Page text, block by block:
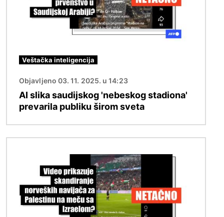
Veštačka inteligencija
Objavljeno 03. 11. 2025. u 14:23
AI slika saudijskog 'nebeskog stadiona'
prevarila publiku širom sveta